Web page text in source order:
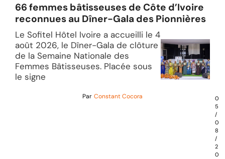
66 femmes bâtisseuses de Côte d’Ivoire
reconnues au Dîner-Gala des Pionnières
Le Sofitel Hôtel Ivoire a accueilli le 4
août 2026, le Dîner-Gala de clôture
de la Semaine Nationale des
Femmes Bâtisseuses. Placée sous
le signe
Par Constant Cocora
0
5
/
0
8
/
2
0